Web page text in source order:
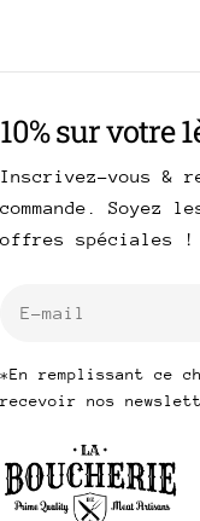
10% sur votre
Inscrivez-vous &
commande. Soyez
offres spéciales !
*En remplissant ce
recevoir nos